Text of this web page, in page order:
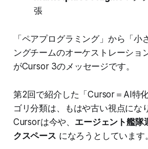
張
「ペアプログラミング」から「小
ングチームのオーケストレーショ
がCursor 3のメッセージです。
第2回で紹介した「Cursor＝AI特
ゴリ分類は、もはや古い視点にな
Cursorは今や、 エージェント艦隊
クスペース になろうとしています。